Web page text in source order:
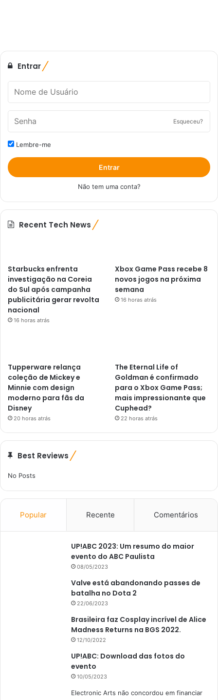
Entrar
Esqueceu?
Lembre-me
Entrar
Não tem uma conta?
Recent Tech News
Starbucks enfrenta
investigação na Coreia
do Sul após campanha
publicitária gerar revolta
nacional
16 horas atrás
Xbox Game Pass recebe 8
novos jogos na próxima
semana
16 horas atrás
Tupperware relança
coleção de Mickey e
Minnie com design
moderno para fãs da
Disney
20 horas atrás
The Eternal Life of
Goldman é confirmado
para o Xbox Game Pass;
mais impressionante que
Cuphead?
22 horas atrás
Best Reviews
No Posts
Popular Recente Comentários
UP!ABC 2023: Um resumo do maior
evento do ABC Paulista
08/05/2023
Valve está abandonando passes de
batalha no Dota 2
22/06/2023
Brasileira faz Cosplay incrível de Alice
Madness Returns na BGS 2022.
12/10/2022
UP!ABC: Download das fotos do
evento
10/05/2023
Electronic Arts não concordou em financiar